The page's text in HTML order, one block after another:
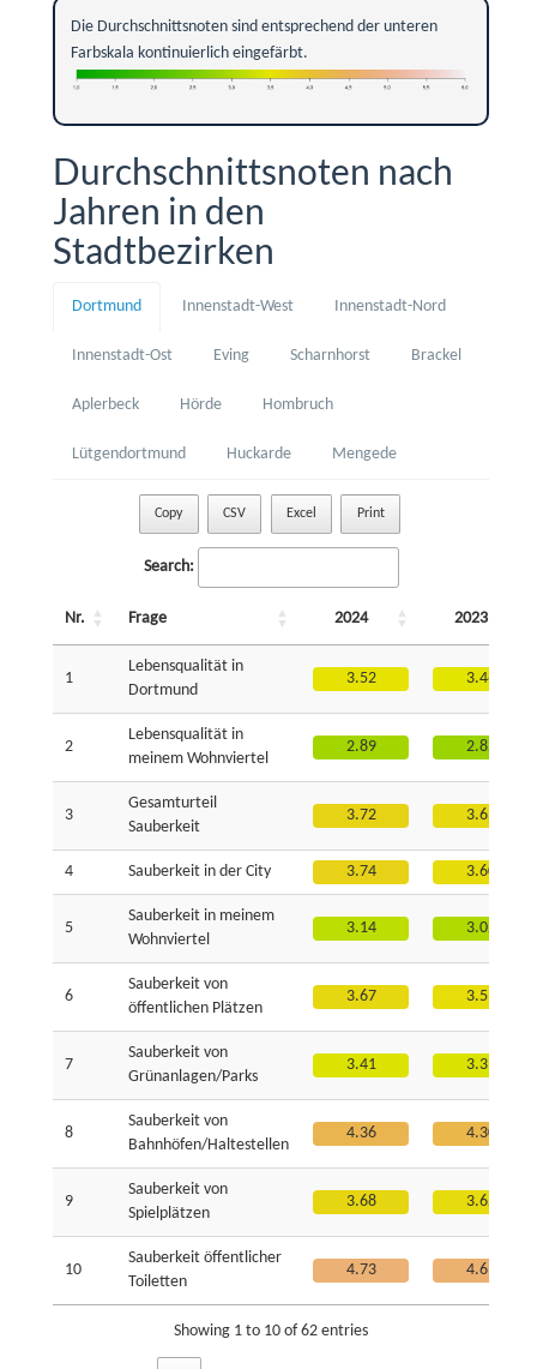
Die Durchschnittsnoten sind entsprechend der unteren
Farbskala kontinuierlich eingefärbt.
Durchschnittsnoten nach
Jahren in den
Stadtbezirken
Dortmund Innenstadt-West Innenstadt-Nord
Innenstadt-Ost Eving Scharnhorst Brackel
Aplerbeck Hörde Hombruch
Lütgendortmund Huckarde Mengede
Copy CSV Excel Print
Search:
Nr. Frage 2024 2023
1
Lebensqualität in
Dortmund
3.52 3.46
2
Lebensqualität in
meinem Wohnviertel
2.89 2.82
3
Gesamturteil
Sauberkeit
3.72 3.65
4 Sauberkeit in der City 3.74 3.60
5
Sauberkeit in meinem
Wohnviertel
3.14 3.02
6
Sauberkeit von
öffentlichen Plätzen
3.67 3.59
7
Sauberkeit von
Grünanlagen/Parks
3.41 3.39
8
Sauberkeit von
Bahnhöfen/Haltestellen
4.36 4.30
9
Sauberkeit von
Spielplätzen
3.68 3.62
10
Sauberkeit öffentlicher
Toiletten
4.73 4.69
Showing 1 to 10 of 62 entries